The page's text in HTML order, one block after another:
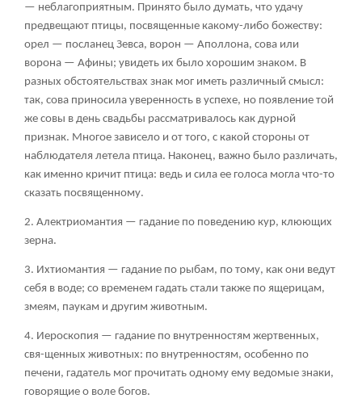
— неблагоприятным. Принято было думать, что удачу
предвещают птицы, посвященные какому-либо божеству:
орел — посланец Зевса, ворон — Аполлона, сова или
ворона — Афины; увидеть их было хорошим знаком. В
разных обстоятельствах знак мог иметь различный смысл:
так, сова приносила уверенность в успехе, но появление той
же совы в день свадьбы рассматривалось как дурной
признак. Многое зависело и от того, с какой стороны от
наблюдателя летела птица. Наконец, важно было различать,
как именно кричит птица: ведь и сила ее голоса могла что-то
сказать посвященному.
2. Алектриомантия — гадание по поведению кур, клюющих
зерна.
3. Ихтиомантия — гадание по рыбам, по тому, как они ведут
себя в воде; со временем гадать стали также по ящерицам,
змеям, паукам и другим животным.
4. Иероскопия — гадание по внутренностям жертвенных,
свя-щенных животных: по внутренностям, особенно по
печени, гадатель мог прочитать одному ему ведомые знаки,
говорящие о воле богов.